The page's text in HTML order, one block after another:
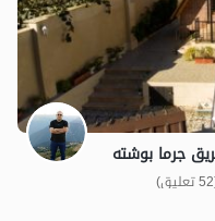
جرما بوشته